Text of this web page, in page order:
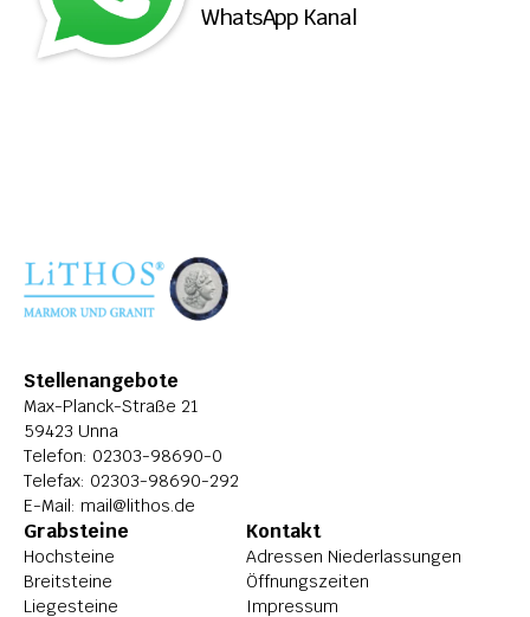
ÖFFNUNGSZEITEN
WhatsApp Kanal
Stellenangebote
Max-Planck-Straße 21
59423 Unna
Telefon: 02303-98690-0
Telefax: 02303-98690-292
E-Mail: mail@lithos.de
Grabsteine
Hochsteine
Breitsteine
Liegesteine
Kontakt
Adressen Niederlassungen
Öffnungszeiten
Impressum